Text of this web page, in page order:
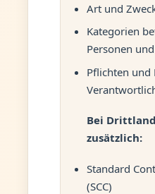
Art und
Kategorien
Personen
Pflichten und
Bei
zusätzlich:
Standard
(SCC)